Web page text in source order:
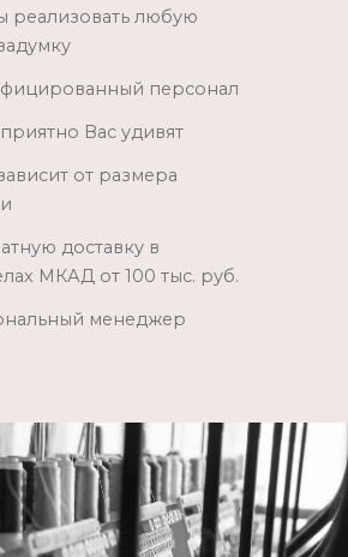
реализовать любую
персонал
Вас удивят
от размера
доставку в
МКАД от 100 тыс. руб.
менеджер